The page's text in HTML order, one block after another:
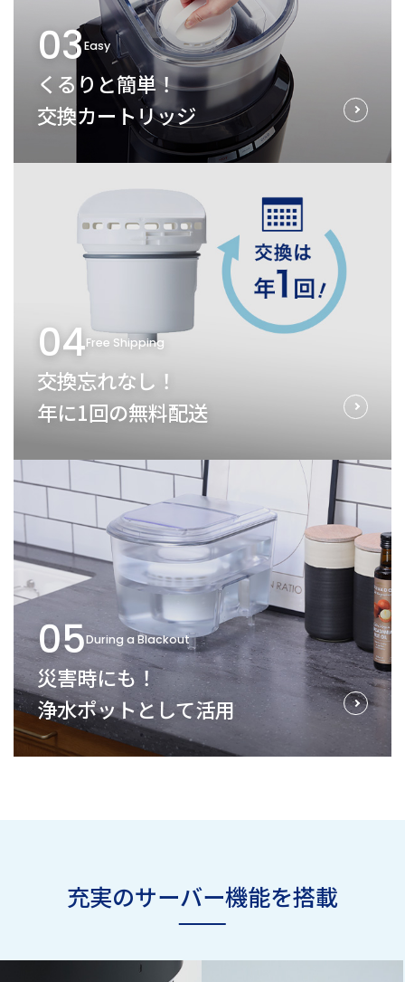
03Easy
くるりと簡単！
交換カートリッジ
04Free Shipping
交換忘れなし！
年に1回の無料配送
05During a Blackout
災害時にも！
浄水ポットとして活用
充実のサーバー機能を搭載